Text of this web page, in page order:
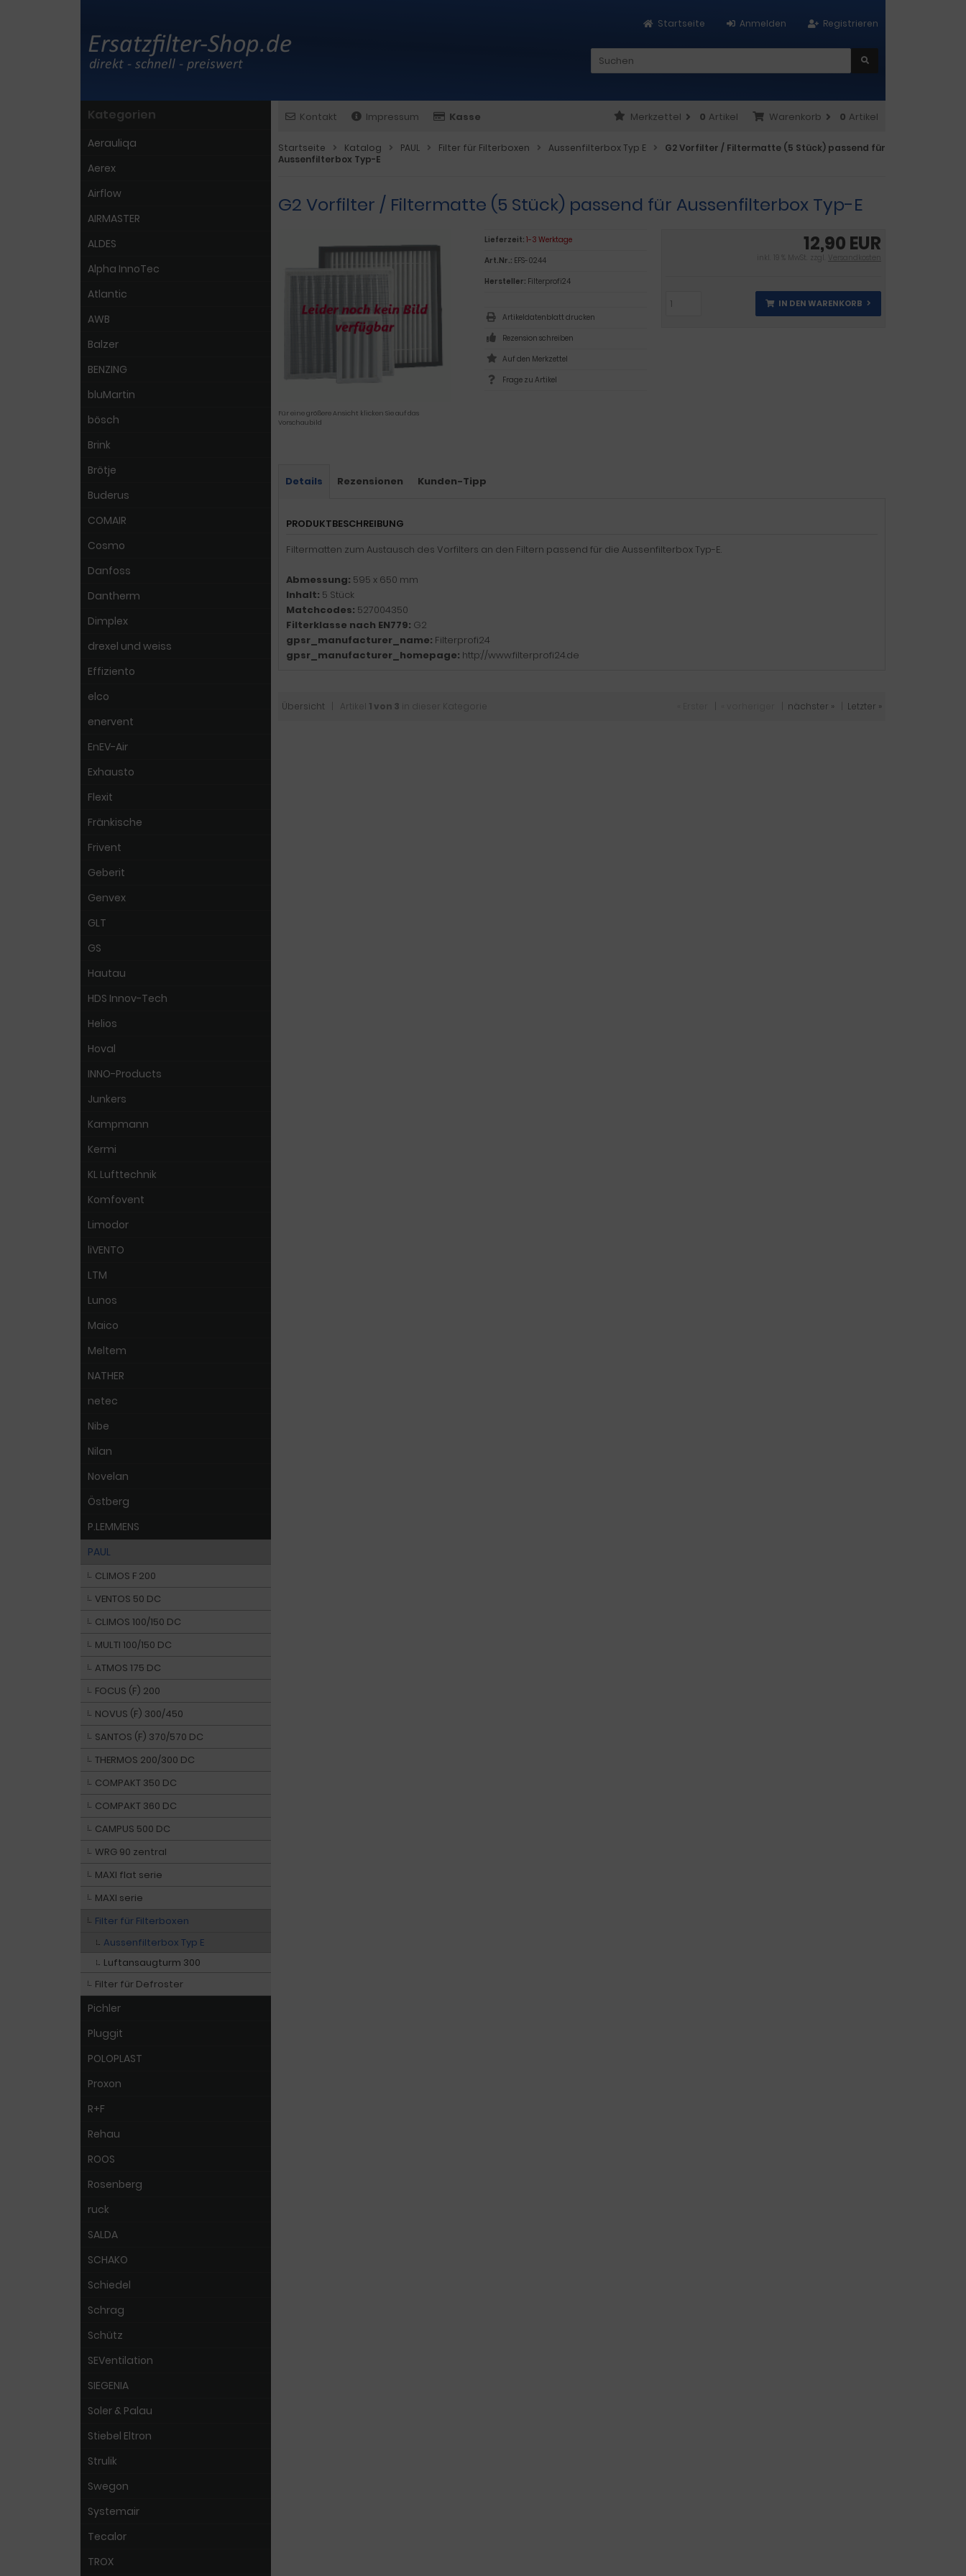
Registrieren
Anmelden
Startseite
Kontakt Impressum Kasse Warenkorb 0 Artikel
Merkzettel 0 Artikel
Startseite Katalog PAUL Filter für Filterboxen Aussenfilterbox Typ E
G2 Vorfilter / Filtermatte (5 Stück) passend für
Aussenfilterbox Typ-E
G2 Vorfilter / Filtermatte (5 Stück) passend für Aussenfilterbox Typ-E
Für eine größere Ansicht klicken Sie auf das
Vorschaubild
12,90 EUR
inkl. 19 % MwSt. zzgl. Versandkosten
IN DEN WARENKORB
Lieferzeit: 1-3 Werktage
Art.Nr.: EFS-0244
Hersteller: Filterprofi24
Artikeldatenblatt drucken
Rezension schreiben
Frage zu Artikel
Details Rezensionen Kunden-Tipp
PRODUKTBESCHREIBUNG
Filtermatten zum Austausch des Vorfilters an den Filtern passend für die Aussenfilterbox Typ-E.
Abmessung: 595 x 650 mm
Inhalt: 5 Stück
Matchcodes: 527004350
Filterklasse nach EN779: G2
gpsr_manufacturer_name: Filterprofi24
gpsr_manufacturer_homepage: http://www.filterprofi24.de
Übersicht | Artikel 1 von 3 in dieser Kategorie nächster » Letzter »
Kategorien
Aerauliqa
Aerex
Airflow
AIRMASTER
ALDES
Alpha InnoTec
Atlantic
AWB
Balzer
BENZING
bluMartin
bösch
Brink
Brötje
Buderus
COMAIR
Cosmo
Danfoss
Dantherm
Dimplex
drexel und weiss
Effiziento
elco
enervent
EnEV-Air
Exhausto
Flexit
Fränkische
Frivent
Geberit
Genvex
GLT
GS
Hautau
HDS Innov-Tech
Helios
Hoval
INNO-Products
Junkers
Kampmann
Kermi
KL Lufttechnik
Komfovent
Limodor
liVENTO
LTM
Lunos
Maico
Meltem
NATHER
netec
Nibe
Nilan
Novelan
Östberg
P.LEMMENS
PAUL
CLIMOS F 200
VENTOS 50 DC
CLIMOS 100/150 DC
MULTI 100/150 DC
ATMOS 175 DC
FOCUS (F) 200
NOVUS (F) 300/450
SANTOS (F) 370/570 DC
THERMOS 200/300 DC
COMPAKT 350 DC
COMPAKT 360 DC
CAMPUS 500 DC
WRG 90 zentral
MAXI flat serie
MAXI serie
Filter für Filterboxen
Aussenfilterbox Typ E
Luftansaugturm 300
Filter für Defroster
Pichler
Pluggit
POLOPLAST
Proxon
R+F
Rehau
ROOS
Rosenberg
ruck
SALDA
SCHAKO
Schiedel
Schrag
Schütz
SEVentilation
SIEGENIA
Soler & Palau
Stiebel Eltron
Strulik
Swegon
Systemair
Tecalor
TROX